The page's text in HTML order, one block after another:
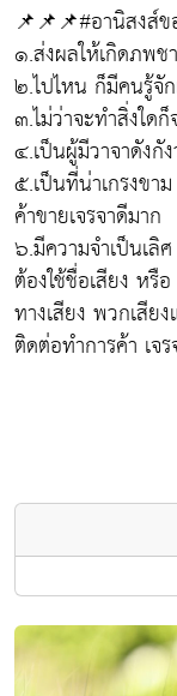
📌📌📌#อานิสงส์
๑.ส่งผลให้เกิดภพช
๒.ไปไหน ก็มีคนรู้จั
๓.ไม่ว่าจะทำสิ่งใด
๔.เป็นผู้มีวาจาดัง
๕.เป็นที่น่าเกรงขา
ค้าขายเจรจาดีมาก
๖.มีความจำเป็นเลิ
ต้องใช้ชื่อเสียง หรื
ทางเสียง พวกเสี
ติดต่อทำการค้า เจ